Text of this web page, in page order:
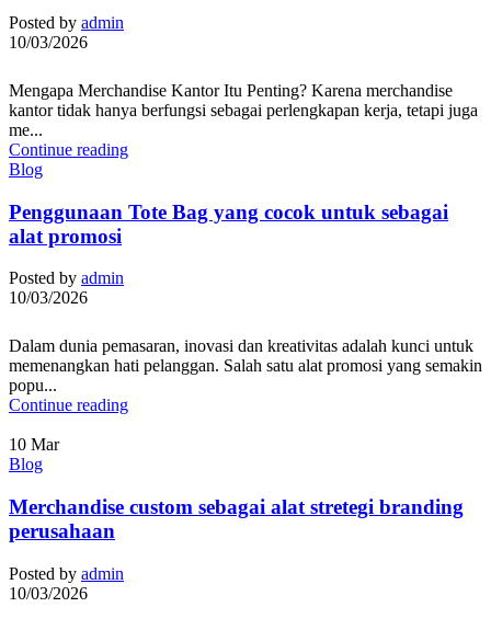
Posted by admin
10/03/2026
Mengapa Merchandise Kantor Itu Penting? Karena merchandise
kantor tidak hanya berfungsi sebagai perlengkapan kerja, tetapi juga
me...
Continue reading
Blog
Penggunaan Tote Bag yang cocok untuk sebagai
alat promosi
Posted by admin
10/03/2026
Dalam dunia pemasaran, inovasi dan kreativitas adalah kunci untuk
memenangkan hati pelanggan. Salah satu alat promosi yang semakin
popu...
Continue reading
10 Mar
Blog
Merchandise custom sebagai alat stretegi branding
perusahaan
Posted by admin
10/03/2026